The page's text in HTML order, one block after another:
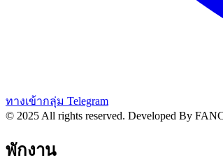
ทางเข้ากลุ่ม Telegram
© 2025 All rights reserved. Developed By
พักงาน